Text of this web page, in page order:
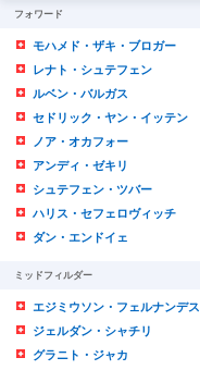
フォワード
モハメド・ザキ・ブロガー
レナト・シュテフェン
ルベン・バルガス
セドリック・ヤン・イッテン
ノア・オカフォー
アンディ・ゼキリ
シュテフェン・ツバー
ハリス・セフェロヴィッチ
ダン・エンドイェ
ミッドフィルダー
エジミウソン・フェルナンデス
ジェルダン・シャチリ
グラニト・ジャカ